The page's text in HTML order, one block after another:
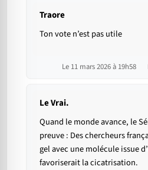
Traore
Ton vote n’est pas utile
Le 11 mars 2026 à 19h58
Le Vrai.
Quand le monde avance, le
preuve : Des chercheurs
gel avec une molécule issue
favoriserait la cicatrisation.